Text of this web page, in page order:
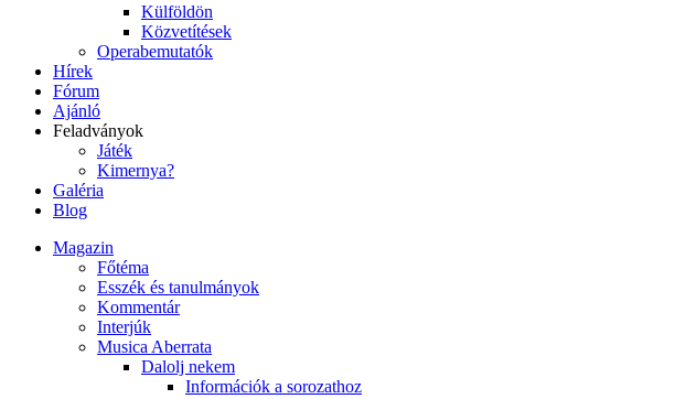
Külföldön
Közvetítések
Operabemutatók
Hírek
Fórum
Ajánló
Feladványok
Játék
Kimernya?
Galéria
Blog
Magazin
Főtéma
Esszék és tanulmányok
Kommentár
Interjúk
Musica Aberrata
Dalolj nekem
Információk a sorozathoz